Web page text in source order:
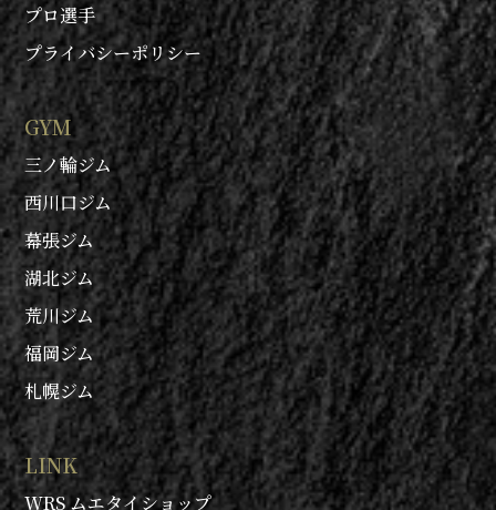
プロ選手
プライバシーポリシー
GYM
三ノ輪ジム
西川口ジム
幕張ジム
湖北ジム
荒川ジム
福岡ジム
札幌ジム
LINK
WRS ムエタイショップ